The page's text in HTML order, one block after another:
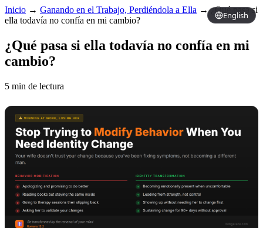
English
Inicio → Ganando en el Trabajo, Perdiéndola a Ella →¿Qué pasa si
ella todavía no confía en mi cambio?
¿Qué pasa si ella todavía no confía en mi
cambio?
5 min de lectura